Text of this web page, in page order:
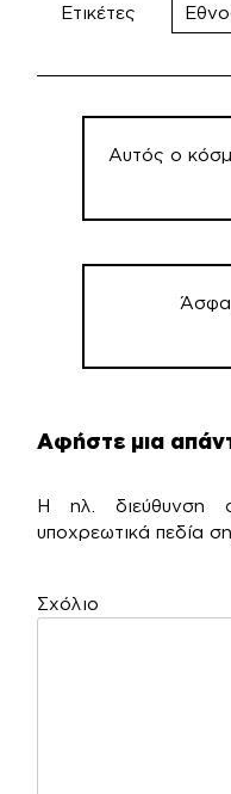
Ετικέτες
Πλοήγηση
άρθρων
Αυτός ο
Αφήστε μια
Η ηλ. διεύθυνση
υποχρεωτικά πεδία